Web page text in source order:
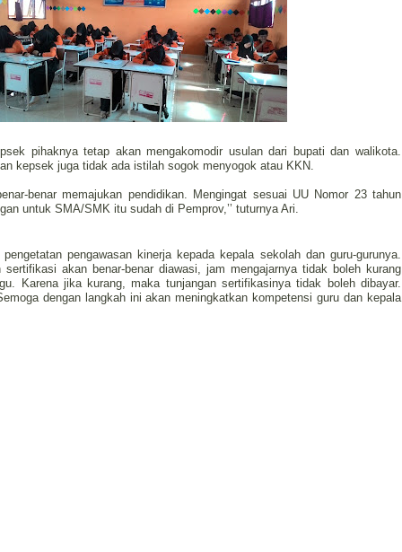
pihaknya tetap akan mengakomodir usulan dari bupati dan walikota.
kepsek juga tidak ada istilah sogok menyogok atau KKN.
benar memajukan pendidikan. Mengingat sesuai UU Nomor 23 tahun
untuk SMA/SMK itu sudah di Pemprov,’’ tuturnya Ari.
pengawasan kinerja kepada kepala sekolah dan guru-gurunya.
sertifikasi akan benar-benar diawasi, jam mengajarnya tidak boleh kurang
Karena jika kurang, maka tunjangan sertifikasinya tidak boleh dibayar.
dengan langkah ini akan meningkatkan kompetensi guru dan kepala